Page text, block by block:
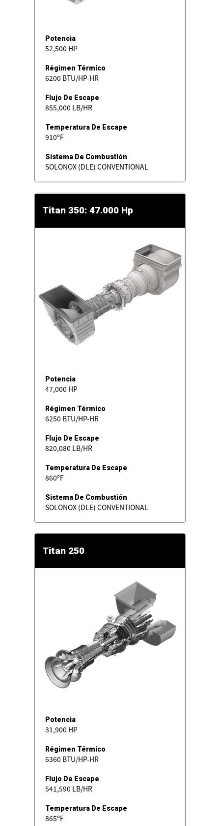
Potencia
52,500 HP
Régimen Térmico
6200 BTU/HP-HR
Flujo De Escape
855,000 LB/HR
Temperatura De Escape
910ºF
Sistema De Combustión
SOLONOX (DLE) CONVENTIONAL
Titan 350: 47.000 Hp
Potencia
47,000 HP
Régimen Térmico
6250 BTU/HP-HR
Flujo De Escape
820,080 LB/HR
Temperatura De Escape
860ºF
Sistema De Combustión
SOLONOX (DLE) CONVENTIONAL
Titan 250
Potencia
31,900 HP
Régimen Térmico
6360 BTU/HP-HR
Flujo De Escape
541,590 LB/HR
Temperatura De Escape
865ºF